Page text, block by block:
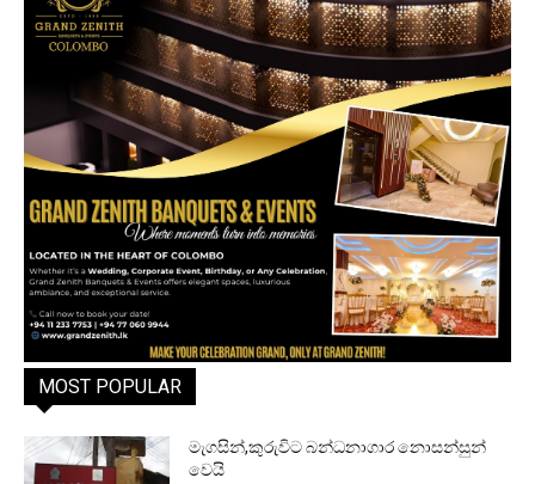
MOST POPULAR
මැගසින්,කුරුවිට බන්ධනාගාර නොසන්සුන්
වෙයි